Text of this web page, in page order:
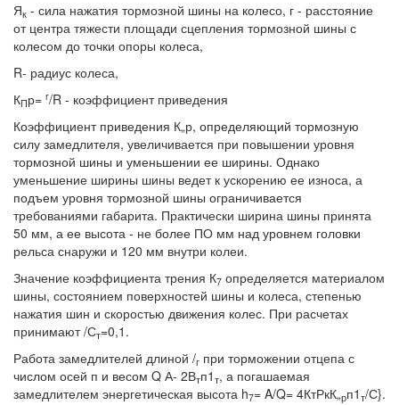
Як - сила нажатия тормозной шины на колесо, г - расстояние
от центра тяжести площади сцепления тормозной шины с
колесом до точки опоры колеса,
R- радиус колеса,
КПр= r/R - коэффициент приведения
Коэффициент приведения К„р, определяющий тормозную
силу замедлителя, увеличивается при повышении уровня
тормозной шины и уменьшении ее ширины. Однако
уменьшение ширины шины ведет к ускорению ее износа, а
подъем уровня тормозной шины ограничивается
требованиями габарита. Практически ширина шины принята
50 мм, а ее высота - не более ПО мм над уровнем головки
рельса снаружи и 120 мм внутри колеи.
Значение коэффициента трения К7 определяется материалом
шины, состоянием поверхностей шины и колеса, степенью
нажатия шин и скоростью движения колес. При расчетах
принимают /Ст=0,1.
Работа замедлителей длиной /г при торможении отцепа с
числом осей п и весом Q А- 2Втп1 т, а погашаемая
замедлителем энергетическая высота h7= A/Q= 4КтРкК„рп1 т/С}.